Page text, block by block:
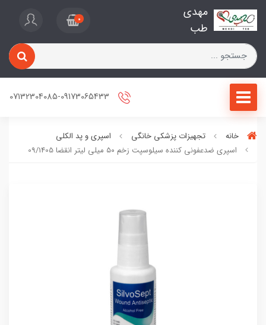
مهدی
طب
0
خانه تجهیزات پزشکی خانگی
اسپری و پد الکلی
اسپری ضدعفونی کننده سیلوسپت زخم ۵۰ میلی لیتر انقضا 09/1405